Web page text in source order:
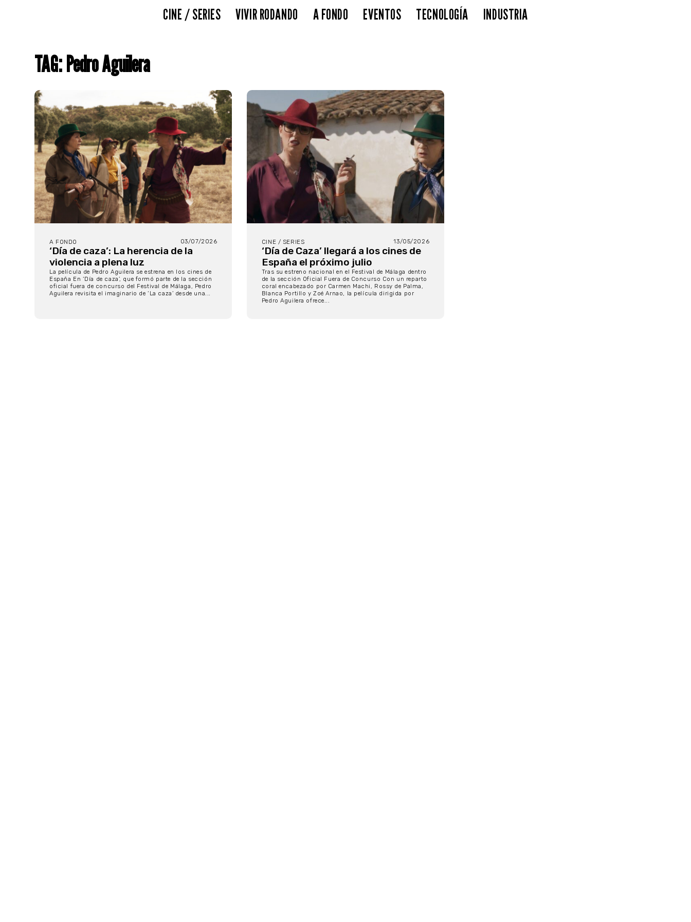
CINE / SERIES VIVIR RODANDO A FONDO EVENTOS TECNOLOGÍA INDUSTRIA
TAG: Pedro Aguilera
A FONDO 03/07/2026
‘Día de caza’: La herencia de la
violencia a plena luz
La película de Pedro Aguilera se estrena en los cines de
España En ‘Día de caza’, que formó parte de la sección
oficial fuera de concurso del Festival de Málaga, Pedro
Aguilera revisita el imaginario de ‘La caza’ desde una...
CINE / SERIES 13/05/2026
‘Día de Caza’ llegará a los cines de
España el próximo julio
Tras su estreno nacional en el Festival de Málaga dentro
de la sección Oficial Fuera de Concurso Con un reparto
coral encabezado por Carmen Machi, Rossy de Palma,
Blanca Portillo y Zoé Arnao, la película dirigida por
Pedro Aguilera ofrece...